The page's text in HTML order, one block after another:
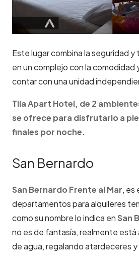
Este lugar combina la seguridad
en un complejo con la comodidad
contar con una unidad
Tila Apart Hotel, de 2
se ofrece para disfrutarlo a
finales por noche.
San Bernardo
San Bernardo Frente al Mar, es
departamentos para alquileres
como su nombre lo indica en San
no es de fantasía, realmente
de agua, regalando atardeceres